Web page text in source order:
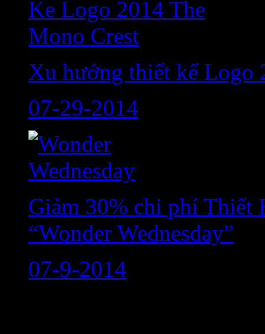
Xu hướng thiết kế Logo
07-29-2014
Giảm 30% chi phí Thiết
“Wonder Wednesday”
07-9-2014